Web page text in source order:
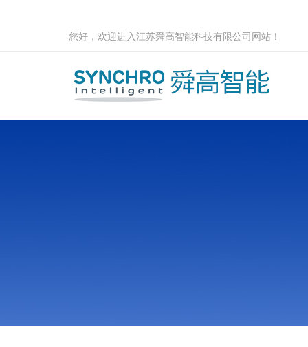
您好，欢迎进入江苏舜高智能科技有限公司网站！